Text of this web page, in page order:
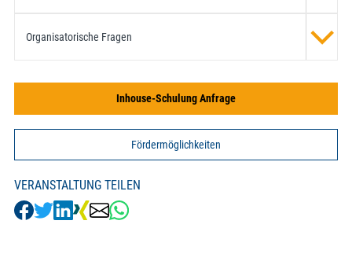
Organisatorische Fragen
Inhouse-Schulung Anfrage
Fördermöglichkeiten
VERANSTALTUNG TEILEN